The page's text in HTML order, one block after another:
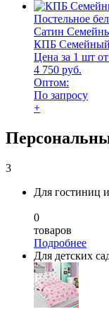
Постельное
Сатин
КПБ
Цена за 1 шт
4 750 руб.
Оптом:
По запросу
+
3
Для гостиниц
0
товаров
Подробнее
Для детских